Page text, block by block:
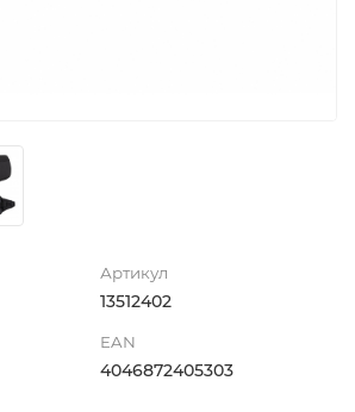
Артикул
13512402
EAN
4046872405303